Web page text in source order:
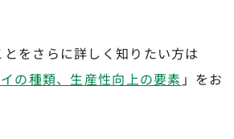
をさらに詳しく知りたい方は
の種類、生産性向上の要素 」をお